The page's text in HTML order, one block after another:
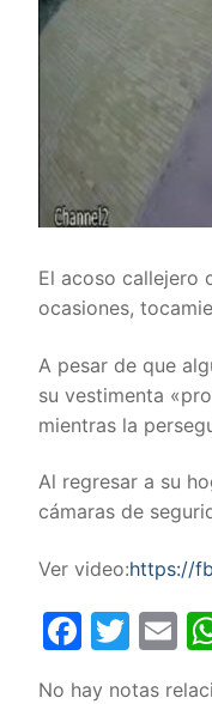
El acoso callejero
ocasiones,
A pesar de que
su vestimenta
mientras la
Al regresar a su
cámaras de
Ver video:https://
No hay notas